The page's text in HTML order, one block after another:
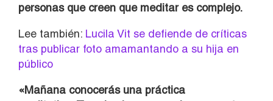
personas que creen que meditar es complejo.
Lee también: Lucila Vit se defiende de críticas
tras publicar foto amamantando a su hija en
público
«Mañana conocerás una práctica